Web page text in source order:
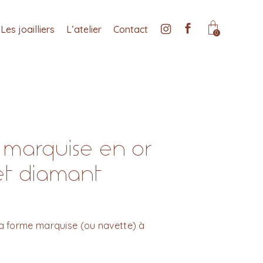
Les joailliers L’atelier Contact 0
en or
diamant
forme marquise (ou navette) à